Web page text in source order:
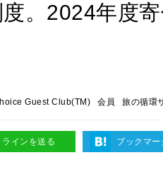
。2024年度
Guest Club(TM) 会員 旅の循環
ラインを送る ブックマー